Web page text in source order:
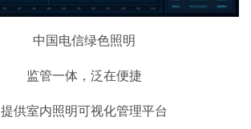
中国电信绿色照明
监管一体，泛在便捷
提供室内照明可视化管理平台